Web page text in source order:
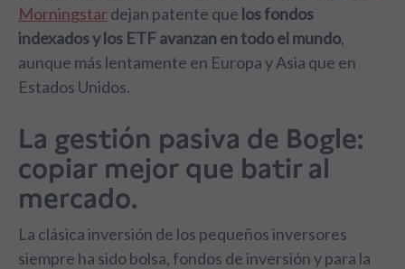
Morningstardejan patente que los fondos
indexados y los ETF avanzan en todo el mundo,
aunque más lentamente en Europa y Asia que en
Estados Unidos.
La gestión pasiva de Bogle:
copiar mejor que batir al
mercado.
La clásica inversión de los pequeños inversores
siempre ha sido bolsa, fondos de inversión y para la